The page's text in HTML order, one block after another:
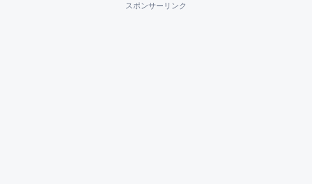
スポンサーリンク